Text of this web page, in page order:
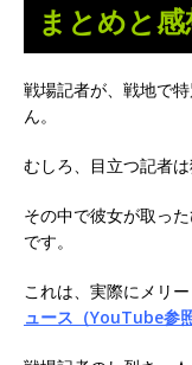
まとめと
戦場記者が、戦地で
ん。
むしろ、目立つ記者
その中で彼女が取っ
です。
これは、実際にメリ
ュース（YouTube参照